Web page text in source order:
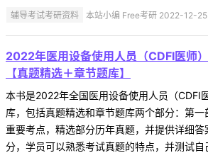
辅导考试考研资料 本站小编 Free考研 2022-12-25
2022年医用设备使用人员（CDFI医师
【真题精选＋章节题库】
本书是2022年全国医用设备使用人员（CDFI
库，包括真题精选和章节题库两个部分：第
重要考点，精选部分历年真题，并提供详细
分，学员可以熟悉考试真题的特点，并测试